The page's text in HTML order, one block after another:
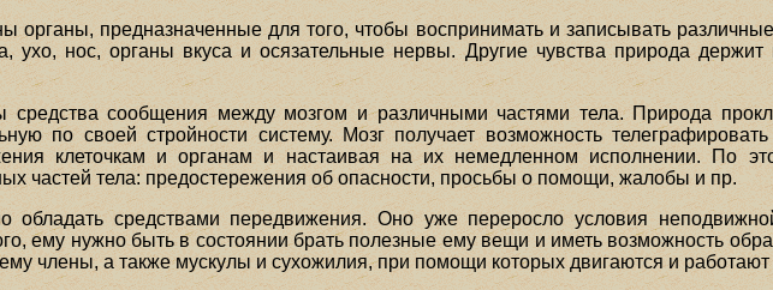
органы, предназначенные для того, чтобы воспринимать и записывать
ухо, нос, органы вкуса и осязательные нервы. Другие чувства природа
сообщения между мозгом и различными частями тела. Природа
по своей стройности систему. Мозг получает возможность
клеточкам и органам и настаивая на их немедленном исполнении. По
частей тела: предостережения об опасности, просьбы о помощи, жалобы и пр.
обладать средствами передвижения. Оно уже переросло условия
ему нужно быть в состоянии брать полезные ему вещи и иметь возможность
члены, а также мускулы и сухожилия, при помощи которых двигаются и